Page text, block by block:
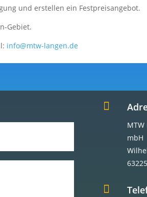
und erstellen ein Festpreisangebot.
Gebiet.
info@mtw-langen.de

mbH
